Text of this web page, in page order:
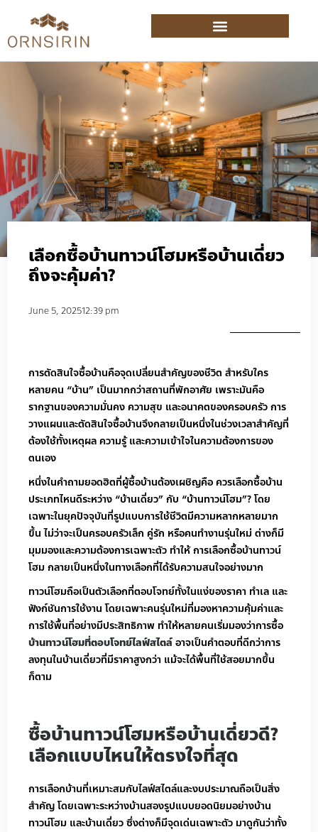
เลือกซื้อบ้านทาวน์โฮมหรือบ้านเดี่ยว
ถึงจะคุ้มค่า?
June 5, 202512:39 pm
การตัดสินใจซื้อบ้านคือจุดเปลี่ยนสำคัญของชีวิต สำหรับใคร
หลายคน “บ้าน” เป็นมากกว่าสถานที่พักอาศัย เพราะมันคือ
รากฐานของความมั่นคง ความสุข และอนาคตของครอบครัว การ
วางแผนและตัดสินใจซื้อบ้านจึงกลายเป็นหนึ่งในช่วงเวลาสำคัญที่
ต้องใช้ทั้งเหตุผล ความรู้ และความเข้าใจในความต้องการของ
ตนเอง
หนึ่งในคำถามยอดฮิตที่ผู้ซื้อบ้านต้องเผชิญคือ ควรเลือกซื้อบ้าน
ประเภทไหนดีระหว่าง “บ้านเดี่ยว” กับ “บ้านทาวน์โฮม”? โดย
เฉพาะในยุคปัจจุบันที่รูปแบบการใช้ชีวิตมีความหลากหลายมาก
ขึ้น ไม่ว่าจะเป็นครอบครัวเล็ก คู่รัก หรือคนทำงานรุ่นใหม่ ต่างก็มี
มุมมองและความต้องการเฉพาะตัว ทำให้ การเลือกซื้อบ้านทาวน์
โฮม กลายเป็นหนึ่งในทางเลือกที่ได้รับความสนใจอย่างมาก
ทาวน์โฮมถือเป็นตัวเลือกที่ตอบโจทย์ทั้งในแง่ของราคา ทำเล และ
ฟังก์ชันการใช้งาน โดยเฉพาะคนรุ่นใหม่ที่มองหาความคุ้มค่าและ
การใช้พื้นที่อย่างมีประสิทธิภาพ ทำให้หลายคนเริ่มมองว่าการซื้อ
บ้านทาวน์โฮมที่ตอบโจทย์ไลฟ์สไตล์อาจเป็นคำตอบที่ดีกว่าการ
ลงทุนในบ้านเดี่ยวที่มีราคาสูงกว่า แม้จะได้พื้นที่ใช้สอยมากขึ้น
ก็ตาม
ซื้อบ้านทาวน์โฮมหรือบ้านเดี่ยวดี?
เลือกแบบไหนให้ตรงใจที่สุด
การเลือกบ้านที่เหมาะสมกับไลฟ์สไตล์และงบประมาณถือเป็นสิ่ง
สำคัญ โดยเฉพาะระหว่างบ้านสองรูปแบบยอดนิยมอย่างบ้าน
ทาวน์โฮม และบ้านเดี่ยว ซึ่งต่างก็มีจุดเด่นเฉพาะตัว มาดูกันว่าทั้ง